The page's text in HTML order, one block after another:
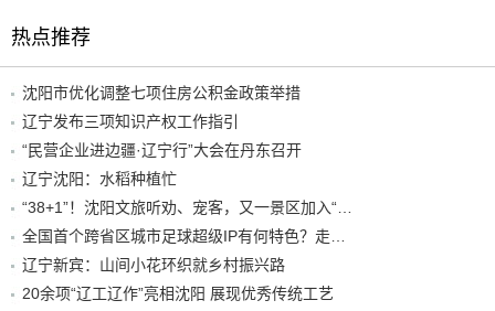
热点推荐
沈阳市优化调整七项住房公积金政策举措
辽宁发布三项知识产权工作指引
“民营企业进边疆·辽宁行”大会在丹东召开
辽宁沈阳：水稻种植忙
辽宁新宾：山间小花环织就乡村振兴路
20余项“辽工辽作”亮相沈阳 展现优秀传统工艺